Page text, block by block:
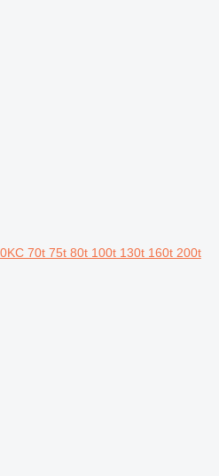
70t 75t 80t 100t 130t 160t 200t